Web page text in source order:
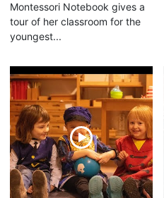
Montessori Notebook gives a
tour of her classroom for the
youngest...